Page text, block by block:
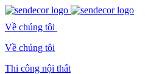
Về chúng tôi
Về chúng tôi
Thi công nội thất